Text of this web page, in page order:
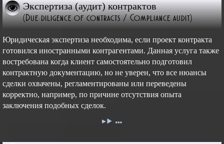
Экспертиза (аудит) контрактов
(Due diligence of contracts / Compliance audit)
Юридическая экспертиза необходима, если проект контракта
готовился иностранными контрагентами. Данная услуга также
востребована когда клиент самостоятельно подготовил
контрактную документацию, но не уверен, что все нюансы
сделки охвачены, регламентированы или переведены
корректно, например, по причине отсутствия опыта
заключения подобных сделок.